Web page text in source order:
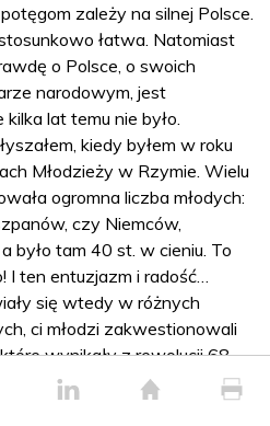
zależy na silnej Polsce.
łatwa. Natomiast
o Polsce, o swoich
narodowym, jest
lat temu nie było.
kiedy byłem w roku
Młodzieży w Rzymie. Wielu
ogromna liczba młodych:
czy Niemców,
było tam 40 st. w cieniu. To
I ten entuzjazm i radość…
się wtedy w różnych
ci młodzi zakwestionowali
wynikały z rewolucji 68